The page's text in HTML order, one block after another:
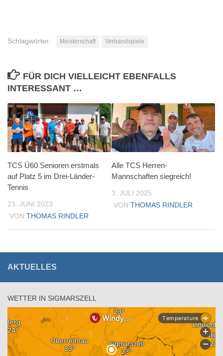
Schlagwörter: Meisterschaft Verbandspiele
FÜR DICH VIELLEICHT EBENFALLS
INTERESSANT …
TCS Ü60 Senioren erstmals
auf Platz 5 im Drei-Länder-
Tennis
23. JUNI 2023
VON THOMAS RINDLER
Alle TCS Herren-
Mannschaften siegreich!
3. JULI 2025
VON THOMAS RINDLER
AKTUELLES
WETTER IN SIGMARSZELL